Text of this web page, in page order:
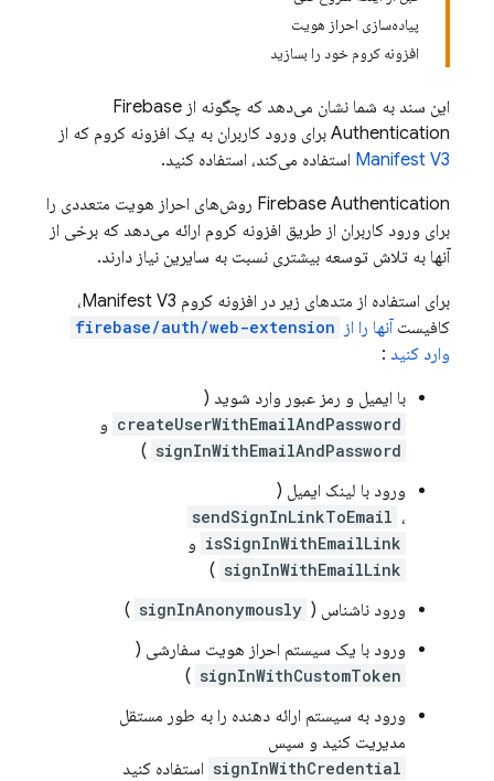
پیاده‌سازی احراز هویت
افزونه کروم خود را بسازید
این سند به شما نشان می‌دهد که چگونه از Firebase
Authentication برای ورود کاربران به یک افزونه کروم که از
Manifest V3 استفاده می‌کند، استفاده کنید.
Firebase Authentication روش‌های احراز هویت متعددی را
برای ورود کاربران از طریق افزونه کروم ارائه می‌دهد که برخی از
آنها به تلاش توسعه بیشتری نسبت به سایرین نیاز دارند.
برای استفاده از متدهای زیر در افزونه کروم Manifest V3،
کافیست آنها را از firebase/auth/web-extension
وارد کنید :
با ایمیل و رمز عبور وارد شوید (
createUserWithEmailAndPassword و
signInWithEmailAndPassword
)
ورود با لینک ایمیل (
sendSignInLinkToEmail ،
isSignInWithEmailLink و
signInWithEmailLink
)
ورود ناشناس ( signInAnonymously
)
ورود با یک سیستم احراز هویت سفارشی (
signInWithCustomToken
)
ورود به سیستم ارائه دهنده را به طور مستقل
مدیریت کنید و سپس
signInWithCredential استفاده کنید